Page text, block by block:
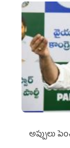
అప్పులు